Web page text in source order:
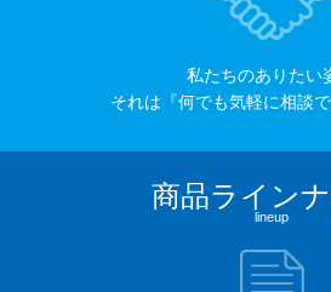
私たちのありたい
それは『何でも気軽に相談で
商品ライン
lineup